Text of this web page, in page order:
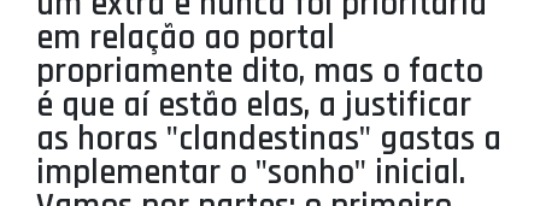
em relação ao portal
propriamente dito, mas o facto
é que aí estão elas, a justificar
as horas "clandestinas" gastas a
implementar o "sonho" inicial.